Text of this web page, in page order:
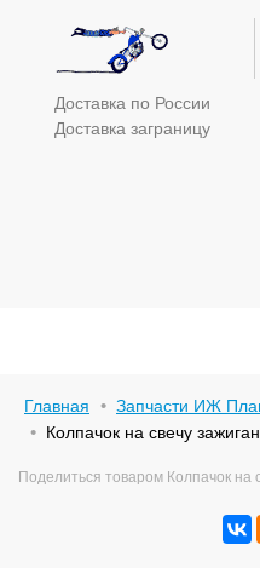
Доставка по России
Доставка заграницу
Главная
Запчасти ИЖ
Колпачок на свечу
Поделиться товаром Колпачок на